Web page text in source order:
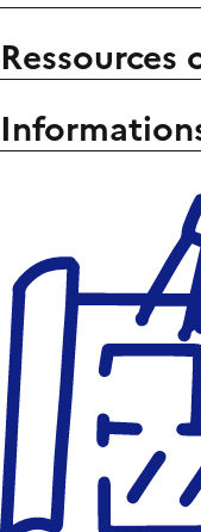
Ressources